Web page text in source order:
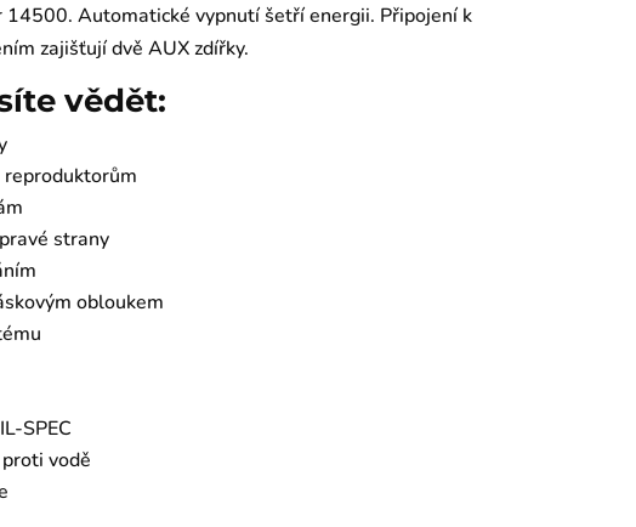
Automatické vypnutí šetří energii. Připojení k
zajišťují dvě AUX zdířky.
vědět:
strany
obloukem
SPEC
vodě